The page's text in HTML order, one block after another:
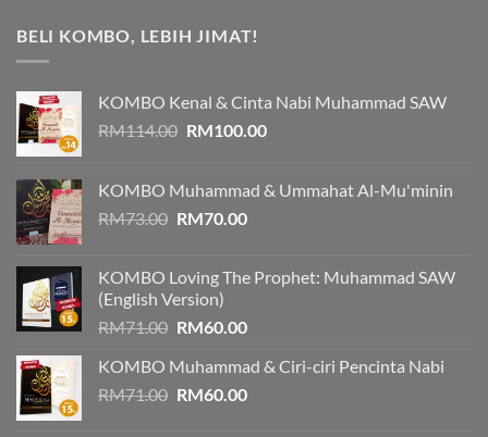
BELI KOMBO, LEBIH JIMAT!
KOMBO Kenal & Cinta Nabi Muhammad SAW
RM114.00 Original
RM114.00.
RM100.00Current
RM100.00.
KOMBO Muhammad & Ummahat Al-Mu'minin
RM73.00 Original
RM73.00.
RM70.00Current
RM70.00.
KOMBO Loving The Prophet: Muhammad SAW
(English Version)
RM71.00 Original
was:
RM71.00.
RM60.00Current
is:
RM60.00.
KOMBO Muhammad & Ciri-ciri Pencinta Nabi
RM71.00 Original
RM60.00Current